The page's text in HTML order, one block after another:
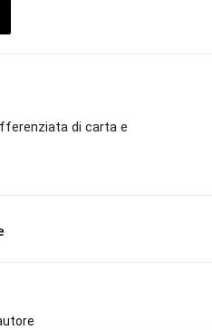
di carta e